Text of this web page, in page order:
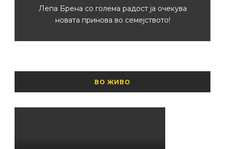
Лепа Брена со голема радост ја очекува
новата принова во семејството!
ВО ЖИВО